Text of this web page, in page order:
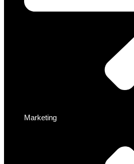
Marketing